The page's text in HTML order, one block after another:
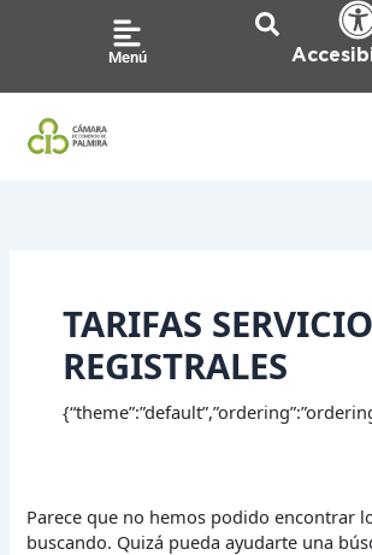
Menú
TARIFAS
REGISTRALES
Parece que no hemos podido encontrar
buscando. Quizá pueda ayudarte una